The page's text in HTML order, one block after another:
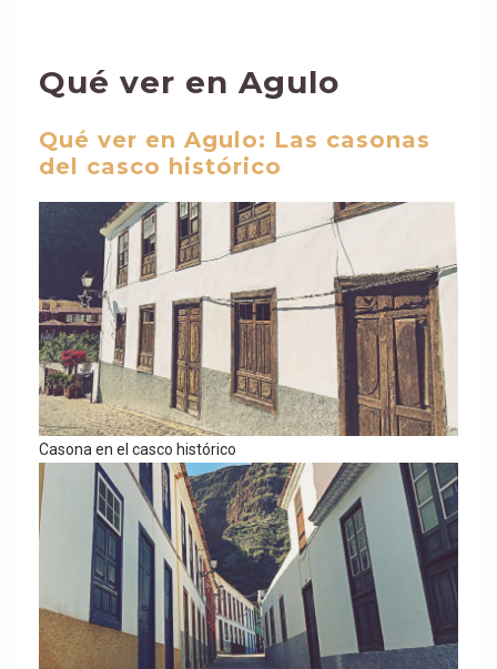
Qué ver en Agulo
Qué ver en Agulo: Las casonas
del casco histórico
Casona en el casco histórico